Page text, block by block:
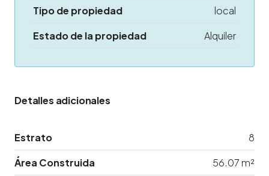
Tipo de propiedad
local
Estado de la propiedad
Alquiler
Detalles adicionales
Estrato
8
Área Construida
56.07 m²